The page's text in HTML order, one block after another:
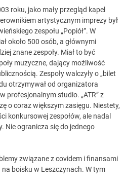
roku, jako mały przegląd kapel
artystycznym imprezy był
zespołu „Popiół”. W
około 500 osób, a głównymi
znane zespoły. Miał to być
muzyczne, dający możliwość
Zespoły walczyły o „bilet
otrzymywał od organizatora
profesjonalnym studio. „ATR” z
o coraz większym zasięgu. Niestety,
konkursowej zespołów, ale nadal
Nie ogranicza się do jednego
związane z covidem i finansami
boisku w Leszczynach. W tym